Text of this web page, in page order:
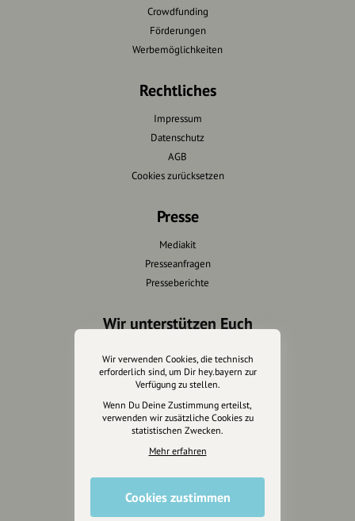
Crowdfunding
Förderungen
Werbemöglichkeiten
Rechtliches
Impressum
Datenschutz
AGB
Cookies zurücksetzen
Presse
Mediakit
Presseanfragen
Presseberichte
Wir unterstützen Euch
Marketing
Design & Branding
Anakin Design
Unterstütze
unsere Plattform
Wir verwenden Cookies, die technisch
erforderlich sind, um Dir hey.bayern zur
Verfügung zu stellen.
Wenn Du Deine Zustimmung erteilst,
verwenden wir zusätzliche Cookies zu
statistischen Zwecken.
Mehr erfahren
Cookies zustimmen